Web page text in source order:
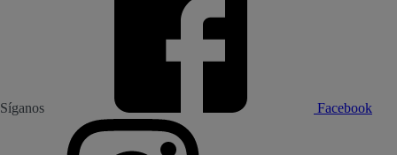
Síganos Facebook